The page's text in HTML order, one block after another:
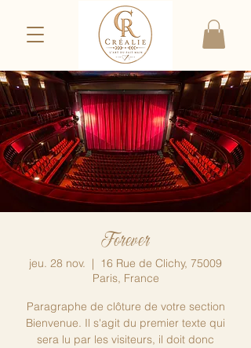
Forever
jeu. 28 nov.
  |
16 Rue de Clichy, 75009
Paris, France
Paragraphe de clôture de votre section
Bienvenue. Il s'agit du premier texte qui
sera lu par les visiteurs, il doit donc